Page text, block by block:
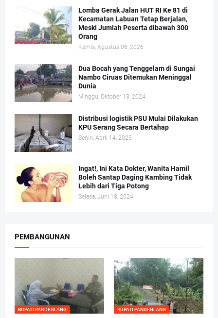
Lomba Gerak Jalan HUT RI Ke 81 di
Kecamatan Labuan Tetap Berjalan,
Meski Jumlah Peserta dibawah 300
Orang
Kamis, Agustus 06, 2026
Dua Bocah yang Tenggelam di Sungai
Nambo Ciruas Ditemukan Meninggal
Dunia
Minggu, Oktober 13, 2024
Distribusi logistik PSU Mulai Dilakukan
KPU Serang Secara Bertahap
Senin, April 14, 2025
Ingat!, Ini Kata Dokter, Wanita Hamil
Boleh Santap Daging Kambing Tidak
Lebih dari Tiga Potong
Selasa, Juni 18, 2024
PEMBANGUNAN
BUPATI PANDEGLANG BUPATI PANDEGLANG